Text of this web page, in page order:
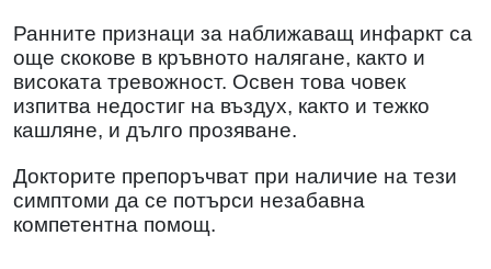
Ранните признаци за наближаващ инфаркт са
още скокове в кръвното налягане, както и
високата тревожност. Освен това човек
изпитва недостиг на въздух, както и тежко
кашляне, и дълго прозяване.
Докторите препоръчват при наличие на тези
симптоми да се потърси незабавна
компетентна помощ.